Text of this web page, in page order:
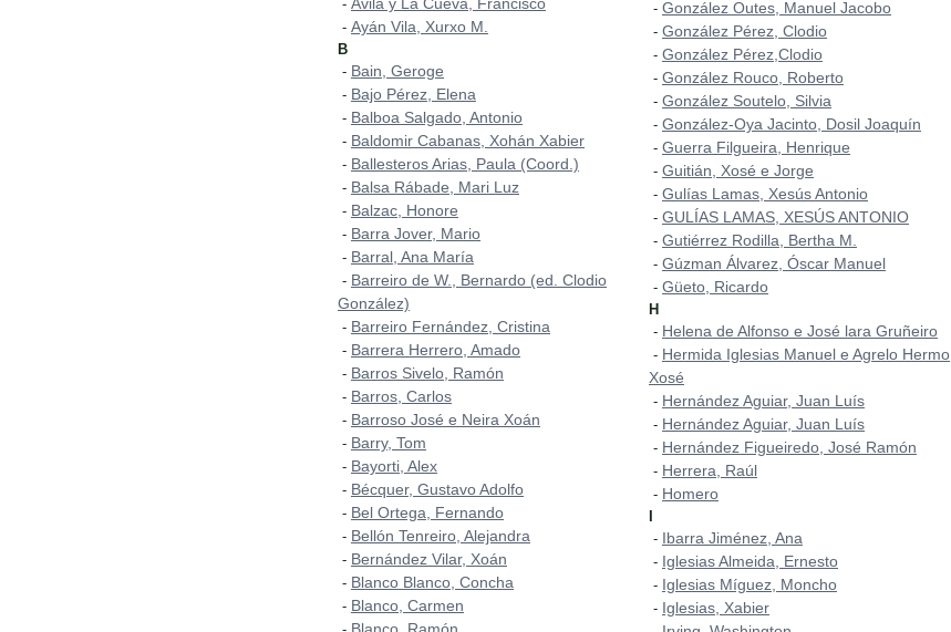
-
- Ayán Vila, Xurxo M.
B
- Bain, Geroge
- Bajo Pérez, Elena
- Balboa Salgado, Antonio
- Baldomir Cabanas, Xohán Xabier
- Ballesteros Arias, Paula (Coord.)
- Balsa Rábade, Mari Luz
- Balzac, Honore
- Barra Jover, Mario
- Barral, Ana María
- Barreiro de W., Bernardo (ed. Clodio
González)
- Barreiro Fernández, Cristina
- Barrera Herrero, Amado
- Barros Sivelo, Ramón
- Barros, Carlos
- Barroso José e Neira Xoán
- Barry, Tom
- Bayorti, Alex
- Bécquer, Gustavo Adolfo
- Bel Ortega, Fernando
- Bellón Tenreiro, Alejandra
- Bernández Vilar, Xoán
- Blanco Blanco, Concha
- Blanco, Carmen
- González Outes, Manuel Jacobo
- González Pérez, Clodio
- González Pérez,Clodio
- González Rouco, Roberto
- González Soutelo, Silvia
- González-Oya Jacinto, Dosil Joaquín
- Guerra Filgueira, Henrique
- Guitián, Xosé e Jorge
- Gulías Lamas, Xesús Antonio
- GULÍAS LAMAS, XESÚS ANTONIO
- Gutiérrez Rodilla, Bertha M.
- Gúzman Álvarez, Óscar Manuel
- Güeto, Ricardo
H
- Helena de Alfonso e José lara Gruñeiro
- Hermida Iglesias Manuel e Agrelo Hermo
Xosé
- Hernández Aguiar, Juan Luís
- Hernández Aguiar, Juan Luís
- Hernández Figueiredo, José Ramón
- Herrera, Raúl
- Homero
- Ibarra Jiménez, Ana
- Iglesias Almeida, Ernesto
- Iglesias Míguez, Moncho
- Iglesias, Xabier